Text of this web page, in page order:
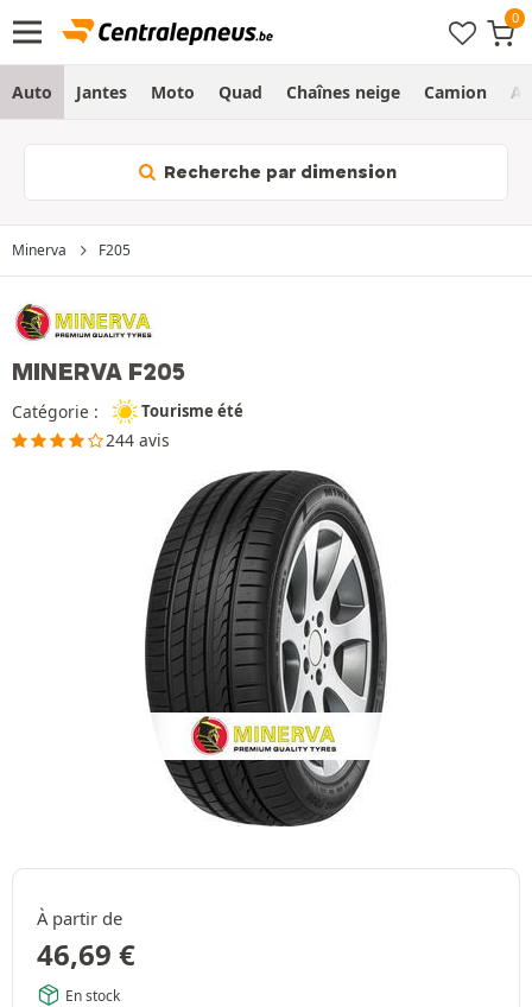
Auto Jantes Moto Quad Chaînes neige Camion
Recherche par dimension
Minerva F205
MINERVA F205
Catégorie : Tourisme été
244 avis
À partir de
46,69 €
En stock